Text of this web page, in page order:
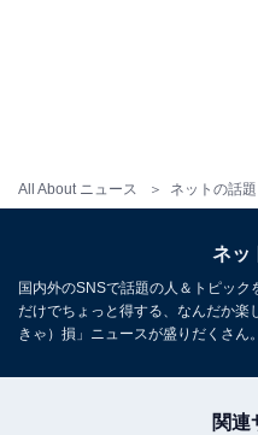
All About ニュース ネットの話題
ネッ
国内外のSNSで話題の人＆トピッ
だけでちょっと得する、なんだか楽
きゃ）損」ニュースが盛りだくさん。
関連